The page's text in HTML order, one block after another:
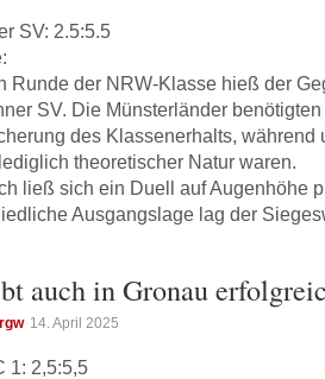
SV: 2.5:5.5
Runde der NRW-Klasse hieß der
SV. Die Münsterländer
des Klassenerhalts, während
theoretischer Natur waren.
ließ sich ein Duell auf Augenhöhe
Ausgangslage lag der
auch in Gronau
14. April 2025
1: 2,5:5,5